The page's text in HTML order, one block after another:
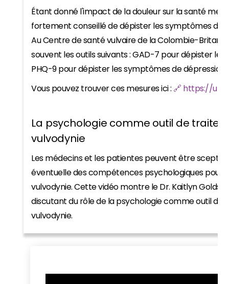
Étant donné l'impact de la douleur sur la santé
fortement conseillé de dépister les symptômes de
Au Centre de santé vulvaire de la Colombie-
souvent les outils suivants : GAD-7 pour dépister
PHQ-9 pour dépister les symptômes de dépression.
Vous pouvez trouver ces mesures ici : 🔗 https://
La psychologie comme outil de
vulvodynie
Les médecins et les patientes peuvent être
éventuelle des compétences psychologiques pour
vulvodynie. Cette vidéo montre le Dr. Kaitlyn
discutant du rôle de la psychologie comme outil de
vulvodynie.